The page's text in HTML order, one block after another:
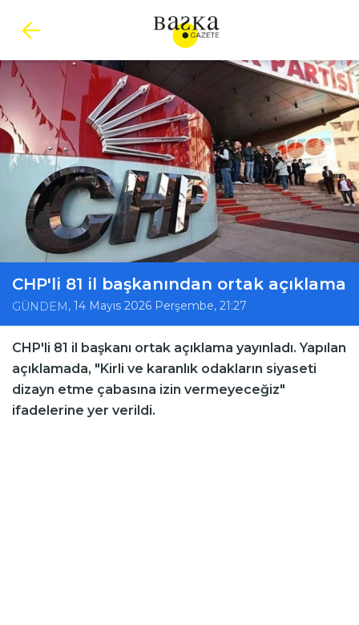
CHP'li 81 il başkanından ortak açıklama
GÜNDEM , 14 Mayıs 2026 Perşembe, 21:27
CHP'li 81 il başkanı ortak açıklama yayınladı. Yapılan
açıklamada, "Kirli ve karanlık odakların siyaseti
dizayn etme çabasına izin vermeyeceğiz"
ifadelerine yer verildi.